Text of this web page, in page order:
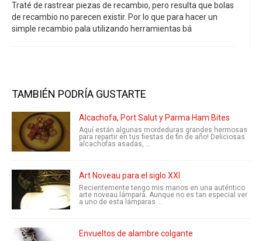
Traté de rastrear piezas de recambio, pero resulta que bolas
de recambio no parecen existir. Por lo que para hacer un
simple recambio pala utilizando herramientas bá
TAMBIÉN PODRÍA GUSTARTE
Alcachofa, Port Salut y Parma Ham Bites
Aquí están algunas mordeduras grandes hermosas
para repartir en tus fiestas de fin de año! Deliciosas
alcachofas asadas, ...
Art Noveau para el siglo XXI
Recientemente tengo mis manos en una auténtico
arte noveau lámpara. Aunque no es tan especial ver
a uno de esta lámparas ...
Envueltos de alambre colgante